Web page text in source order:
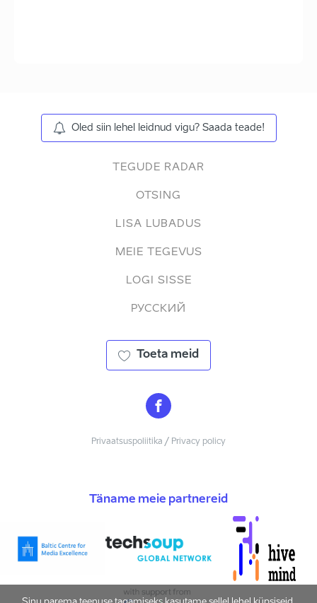
Oled siin lehel leidnud vigu? Saada teade!
TEGUDE RADAR
OTSING
LISA LUBADUS
MEIE TEGEVUS
LOGI SISSE
РУССКИЙ
Toeta meid
Privaatsuspoliitika / Privacy policy
Täname meie partnereid